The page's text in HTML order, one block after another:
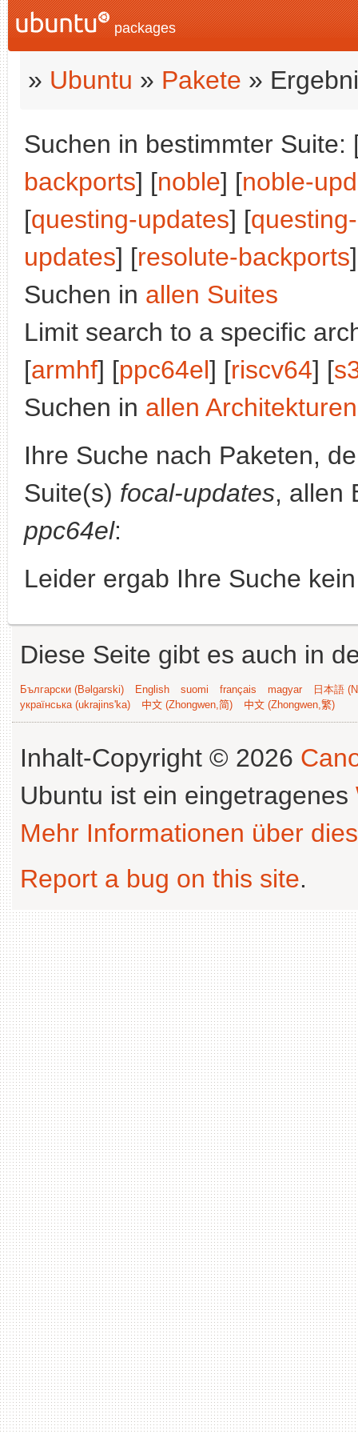
packages
» Ubuntu » Pakete »
Suchen in bestimmter Suite:
backports] [noble] [noble-
[questing-updates] [
updates] [resolute-backports
Suchen in allen Suites
Limit search to a specific
[armhf] [ppc64el] [riscv64] [
Suchen in allen Architekturen
Ihre Suche nach Paketen,
Suite(s) focal-updates, allen
ppc64el:
Leider ergab Ihre Suche
Diese Seite gibt es auch in
Български (Bəlgarski) English suomi français magyar
日本語
українська (ukrajins'ka)
中文 (Zhongwen,简) 中文 (Zhongwen,繁)
Inhalt-Copyright © 2026
Ubuntu ist ein eingetragenes
Mehr Informationen über
Report a bug on this site.